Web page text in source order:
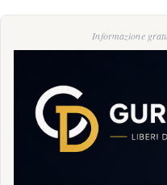
Informazione